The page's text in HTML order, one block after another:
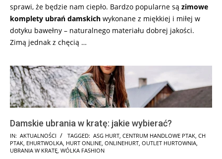
sprawi, że będzie nam ciepło. Bardzo popularne są zimowe
komplety ubrań damskich wykonane z miękkiej i miłej w
dotyku bawełny – naturalnego materiału dobrej jakości.
Zimą jednak z chęcią …
Damskie ubrania w kratę: jakie wybierać?
2025-
01-
IN: AKTUALNOŚCI TAGGED: ASG HURT CENTRUM HANDLOWE PTAK CH
PTAK EHURTWOLKA HURT ONLINE ONLINEHURT OUTLET HURTOWNIA
UBRANIA W KRATĘ WÓLKA FASHION